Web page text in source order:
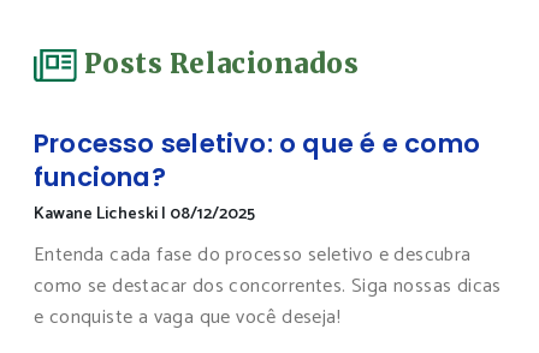
Posts Relacionados
Processo seletivo: o que é e como
funciona?
Kawane Licheski| 08/12/2025
Entenda cada fase do processo seletivo e descubra
como se destacar dos concorrentes. Siga nossas dicas
e conquiste a vaga que você deseja!